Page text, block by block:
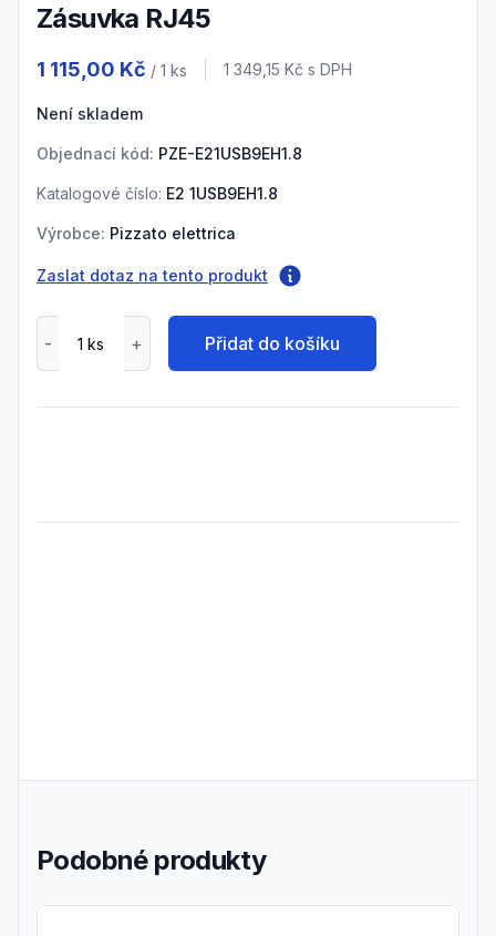
Zásuvka RJ45
1 115,00 Kč / 1 ks Cena s DPH
1 349,15 Kč s DPH
Není skladem
Objednací kód: PZE-E21USB9EH1.8
Katalogové číslo: E2 1USB9EH1.8
Výrobce: Pizzato elettrica
Zaslat dotaz na tento produkt
Přidat do košíku
Podobné produkty